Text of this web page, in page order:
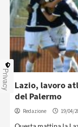
Lazio, lavoro
del Palermo
Redazione 19/04/
Privacy